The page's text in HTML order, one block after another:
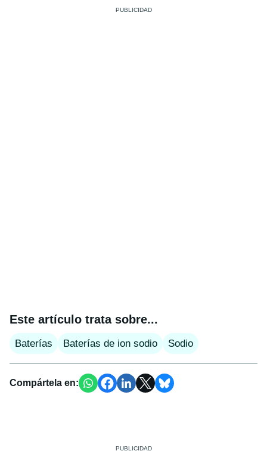
Este artículo trata sobre...
Baterías Baterías de ion sodio Sodio
Compártela en: